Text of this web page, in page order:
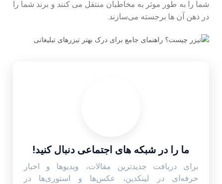
شما را به طور موثر به مخاطبان منتقل می کنند و برند شما را
در ذهن آن ها برجسته می‌سازند.
ما را در شبکه های اجتماعی دنبال کنید!
برای دریافت جدیدترین مقالات، ویدیوها و اخبار
حرفه‌ای در لینکدین، عکس‌ها و استوری‌ها در